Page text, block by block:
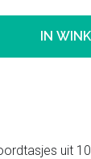
IN
uit